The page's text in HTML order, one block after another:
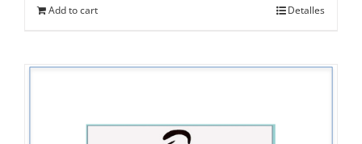
Add to cart Detalles